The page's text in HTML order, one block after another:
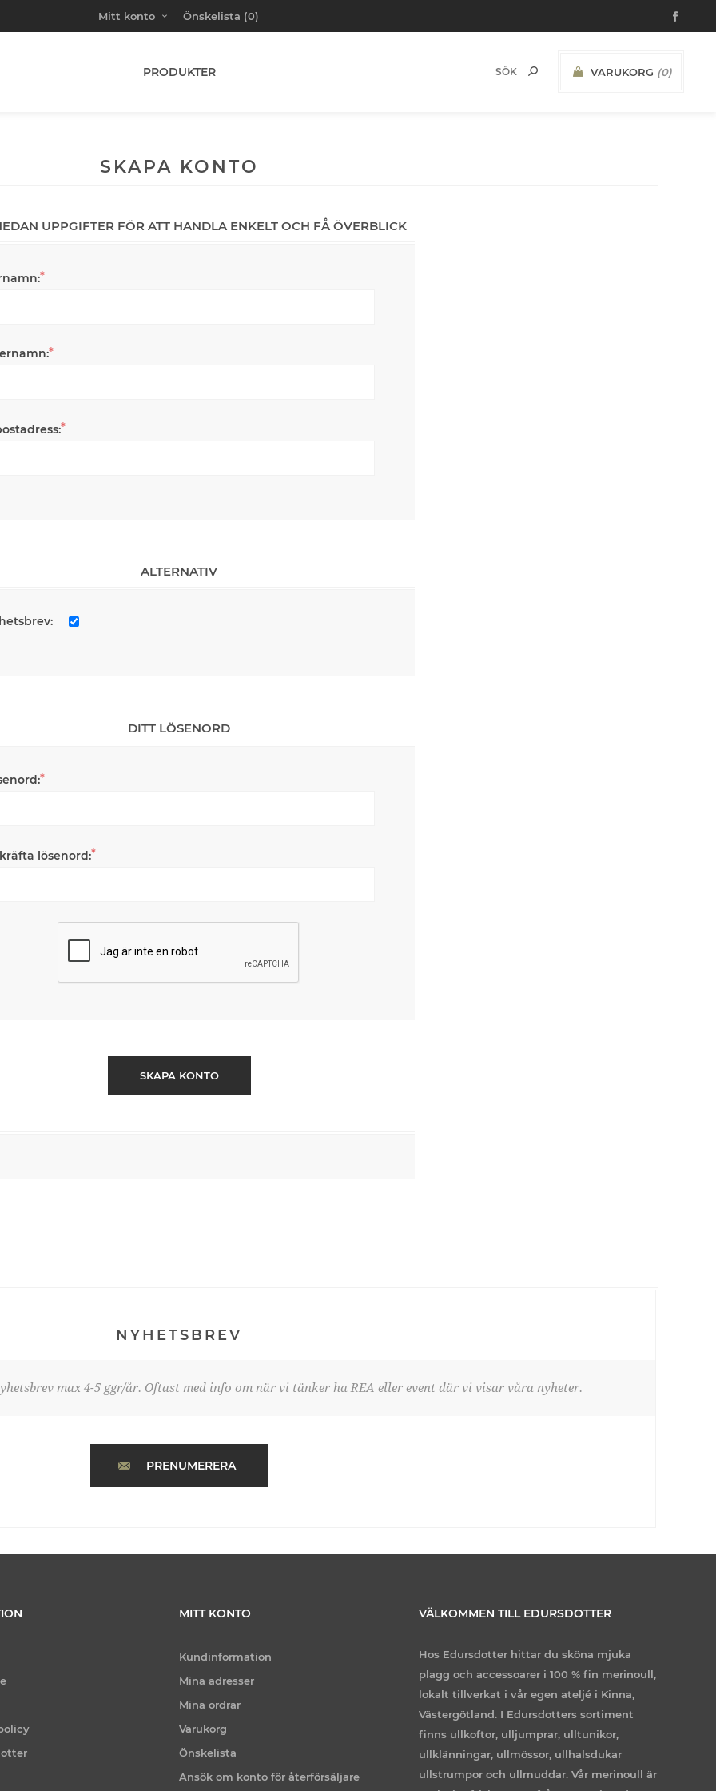
Mitt konto Önskelista (0)
VARUKORG (0)
PRODUKTER
SKAPA KONTO
UPPGIFTER FÖR ATT HANDLA ENKELT OCH FÅ ÖVERBLICK
*
*
*
ALTERNATIV
DITT LÖSENORD
*
lösenord:*
SKAPA KONTO
NYHETSBREV
max 4-5 ggr/år. Oftast med info om när vi tänker ha REA eller event där vi visar våra nyheter.
PRENUMERERA
MITT KONTO
Kundinformation
Mina adresser
Mina ordrar
Varukorg
Önskelista
Ansök om konto för återförsäljare
VÄLKOMMEN TILL EDURSDOTTER
Hos Edursdotter hittar du sköna mjuka
plagg och accessoarer i 100 % fin merinoull,
lokalt tillverkat i vår egen ateljé i Kinna,
Västergötland. I Edursdotters sortiment
finns ullkoftor, ulljumprar, ulltunikor,
ullklänningar, ullmössor, ullhalsdukar
ullstrumpor och ullmuddar. Vår merinoull är